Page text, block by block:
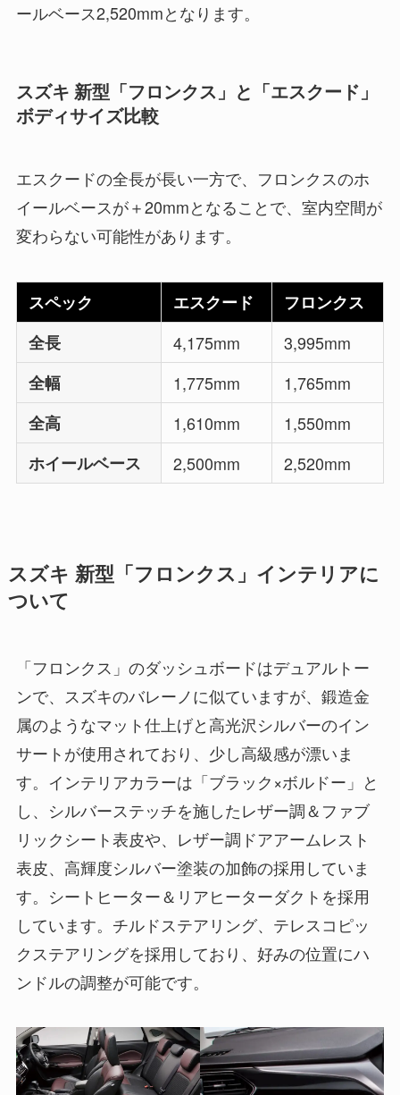
ールベース2,520mmとなります。
スズキ 新型「フロンクス」と「エスクード」
ボディサイズ比較
エスクードの全長が長い一方で、フロンクスのホ
イールベースが＋20mmとなることで、室内空間が
変わらない可能性があります。
スペック エスクード
フロンクス
全長
4,175mm
3,995mm
全幅
1,775mm
1,765mm
全高
1,610mm
1,550mm
ホイールベース
2,500mm 2,520mm
スズキ 新型「フロンクス」インテリアに
ついて
「フロンクス」のダッシュボードはデュアルトー
ンで、スズキのバレーノに似ていますが、鍛造金
属のようなマット仕上げと高光沢シルバーのイン
サートが使用されており、少し高級感が漂いま
す。インテリアカラーは「ブラック×ボルドー」と
し、シルバーステッチを施したレザー調＆ファブ
リックシート表皮や、レザー調ドアアームレスト
表皮、高輝度シルバー塗装の加飾の採用していま
す。シートヒーター＆リアヒーターダクトを採用
しています。チルドステアリング、テレスコピッ
クステアリングを採用しており、好みの位置にハ
ンドルの調整が可能です。